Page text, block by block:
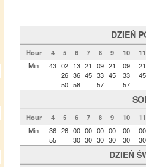
DZIEŃ
Hour 4 5 6 7 8 9 10
11
Min
43 02
26
50
13
36
58
21
45
09
33
57
21
45
09
33
57
21
45
Hour 4 5 6 7 8 9 10
11
Min
36
55
26 00
30
00
30
00
30
00
30
00
30
00
30
DZIEŃ